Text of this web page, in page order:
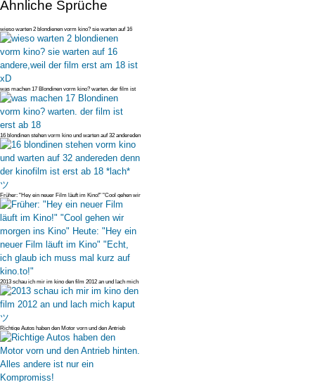
Ähnliche Sprüche
wieso warten 2 blondienen vorm kino? sie warten auf 16
andere,weil der f
was machen 17 Blondinen vorm kino? warten. der film ist
erst ab 18
16 blondinen stehen vorm kino und warten auf 32 andereden
denn der kinof
Früher: "Hey ein neuer Film läuft im Kino!" "Cool gehen wir
morgen ins K
2013 schau ich mir im kino den film 2012 an und lach mich
kaput ツ
Richtige Autos haben den Motor vorn und den Antrieb
hinten. Alles andere